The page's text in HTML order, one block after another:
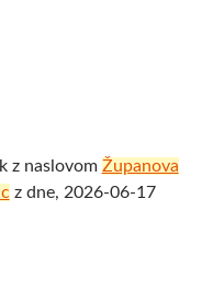
z naslovom Županova
z dne, 2026-06-17